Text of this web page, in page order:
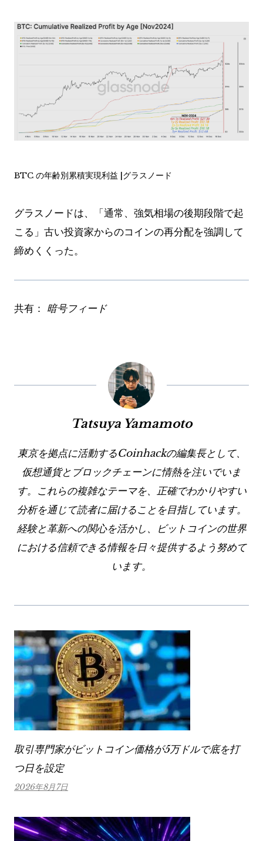
BTC の年齢別累積実現利益 |グラスノード
グラスノードは、「通常、強気相場の後期段階で起
こる」古い投資家からのコインの再分配を強調して
締めくくった。
共有： 暗号フィード
Tatsuya Yamamoto
東京を拠点に活動するCoinhackの編集長として、
仮想通貨とブロックチェーンに情熱を注いでいま
す。これらの複雑なテーマを、正確でわかりやすい
分析を通じて読者に届けることを目指しています。
経験と革新への関心を活かし、ビットコインの世界
における信頼できる情報を日々提供するよう努めて
います。
取引専門家がビットコイン価格が5万ドルで底を打
つ日を設定
2026年8月7日